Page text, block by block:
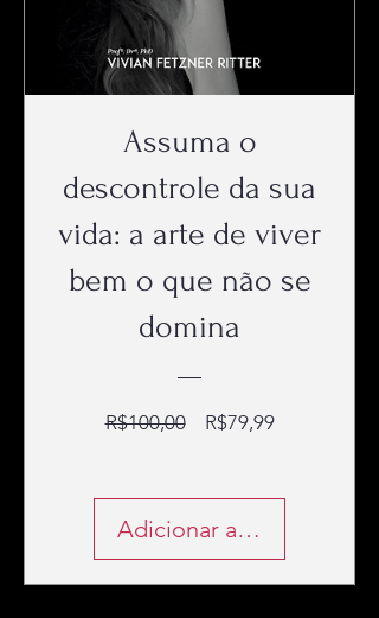
Assuma o
descontrole da sua
vida: a arte de viver
bem o que não se
domina
R$100,00
Preço
R$79,99Preço
Adicionar ao carrinho